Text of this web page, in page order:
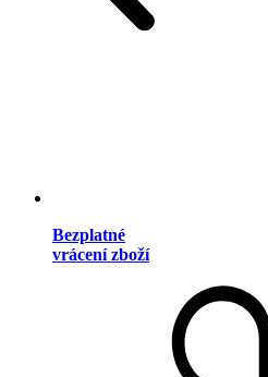
Bezplatné
vrácení zboží